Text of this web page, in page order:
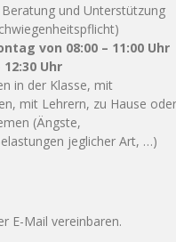
und Unterstützung
von 08:00 – 11:00 Uhr
Uhr
in der Klasse, mit
mit Lehrern, zu Hause oder
(Ängste,
jeglicher Art, …)
E-Mail vereinbaren.